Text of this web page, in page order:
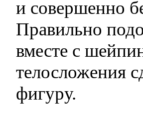
и совершенно
Правильно
вместе с
телосложения
фигуру.